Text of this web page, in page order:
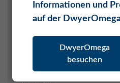
KLIMATECHNIK / HLK
METEOROLOGIE
Informationen und
auf der
DwyerOmega
besuchen